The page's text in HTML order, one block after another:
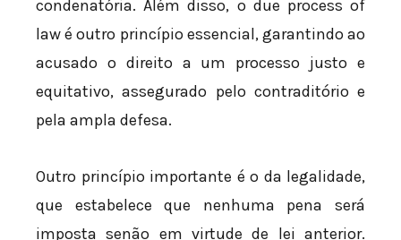
condenatória. Além disso, o due process of
law é outro princípio essencial, garantindo ao
acusado o direito a um processo justo e
equitativo, assegurado pelo contraditório e
pela ampla defesa.
Outro princípio importante é o da legalidade,
que estabelece que nenhuma pena será
imposta senão em virtude de lei anterior.